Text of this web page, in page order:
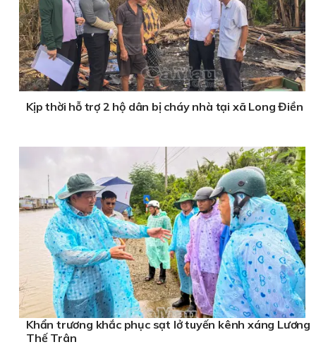
Kịp thời hỗ trợ 2 hộ dân bị cháy nhà tại xã Long Điền
Khẩn trương khắc phục sạt lở tuyến kênh xáng Lương
Thế Trân